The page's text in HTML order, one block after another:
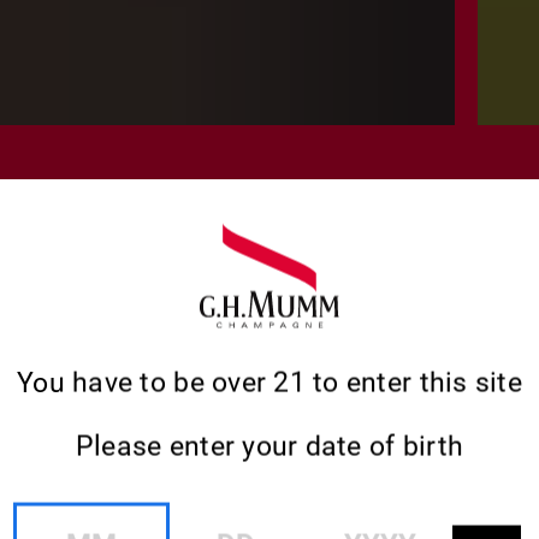
You have to be over 21 to enter this site
Please enter your date of birth